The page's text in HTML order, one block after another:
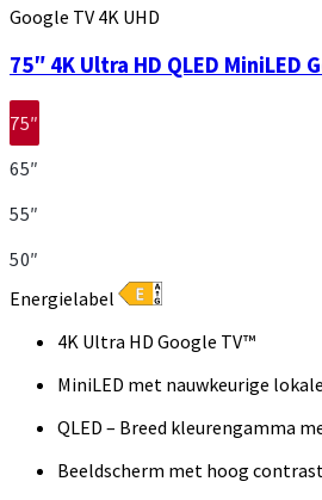
Google TV 4K UHD
75″ 4K Ultra HD QLED MiniLED
75″
65″
55″
50″
Energielabel
4K Ultra HD Google TV™
MiniLED met nauwkeurige
QLED – Breed kleurengamma
Beeldscherm met hoog